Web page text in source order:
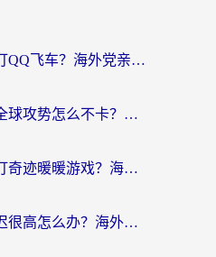
国外用什么加速器打QQ飞车？海外党亲测有效的国服游戏加速指南
国外玩反恐精英：全球攻势怎么不卡？老玩家亲测的加速器选择指南
国外用什么加速器打奇迹暖暖游戏？海外党国服手游畅玩全攻略（附3款热门游戏实测）
巨兽战场国外玩延迟很高怎么办？海外党亲测的国服游戏加速解决方案